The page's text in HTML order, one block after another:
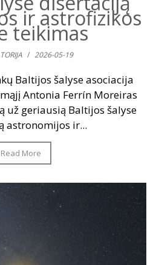
ir astrofizikos
teikimas
/ 2026-05-19
Baltijos šalyse asociacija
Antonia Ferrín Moreiras
už geriausią Baltijos šalyse
astronomijos ir...
Read More